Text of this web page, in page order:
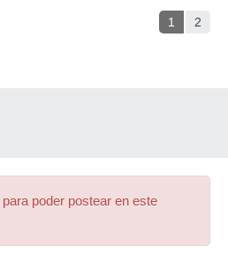
1 2
para poder postear en este